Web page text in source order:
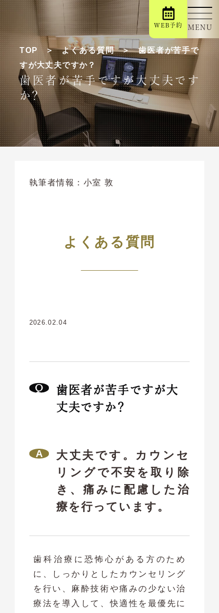
TOP よくある質問
歯医者が苦手で
すが大丈夫ですか？
歯医者が苦手ですが大丈夫です
か？
執筆者情報： 小室 敦
よくある質問
2026.02.04
歯医者が苦手ですが大
丈夫ですか？
大丈夫です。カウンセ
リングで不安を取り除
き、痛みに配慮した治
療を行っています。
歯科治療に恐怖心がある方のため
に、しっかりとしたカウンセリング
を行い、麻酔技術や痛みの少ない治
療法を導入して、快適性を最優先に
MENU
WEB予約